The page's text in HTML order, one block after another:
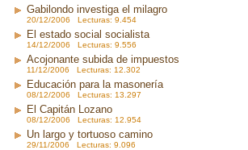
Gabilondo investiga el milagro
20/12/2006 Lecturas: 9.454
El estado social socialista
14/12/2006 Lecturas: 9.556
Acojonante subida de impuestos
11/12/2006 Lecturas: 12.302
Educación para la masonería
08/12/2006 Lecturas: 13.297
El Capitán Lozano
08/12/2006 Lecturas: 12.954
Un largo y tortuoso camino
29/11/2006 Lecturas: 9.096